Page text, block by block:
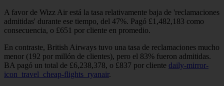
A favor de Wizz Air está la tasa relativamente baja de 'reclamaciones
admitidas' durante ese tiempo, del 47%. Pagó £1,482,183 como
consecuencia, o £651 por cliente en promedio.
En contraste, British Airways tuvo una tasa de reclamaciones mucho
menor (192 por millón de clientes), pero el 83% fueron admitidas.
BA pagó un total de £6,238,378, o £837 por cliente daily-mirror-
icon_travel_cheap-flights_ryanair.